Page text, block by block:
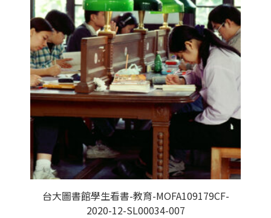
台大圖書館學生看書-教育-MOFA109179CF-
2020-12-SL00034-007